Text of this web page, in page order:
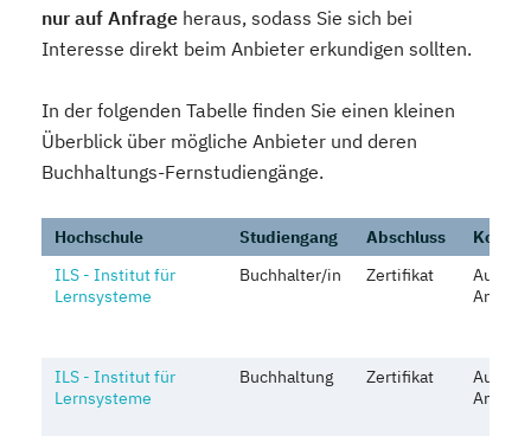
nur auf Anfrage heraus, sodass Sie sich bei
Interesse direkt beim Anbieter erkundigen sollten.
In der folgenden Tabelle finden Sie einen kleinen
Überblick über mögliche Anbieter und deren
Buchhaltungs-Fernstudiengänge.
Hochschule Studiengang Abschluss
Kosten
ILS - Institut für
Lernsysteme
Buchhalter/in Zertifikat
Auf
Anfrage
ILS - Institut für
Lernsysteme
Buchhaltung Zertifikat
Auf
Anfrage